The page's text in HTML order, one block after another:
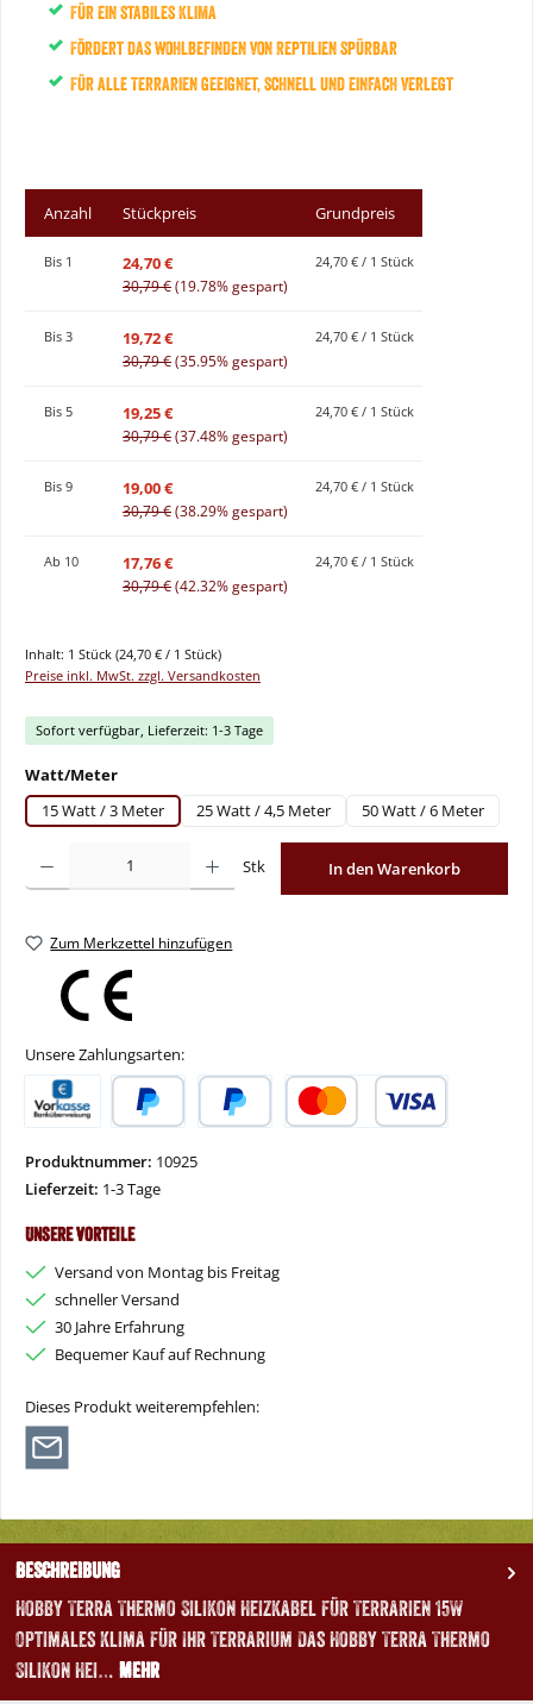
Für ein stabiles Klima
Fördert das wohlbefinden von Reptilien spürbar
Für alle Terrarien geeignet, schnell und einfach verlegt
Anzahl Stückpreis Grundpreis
Bis 1 24,70 €
30,79 €(19.78% gespart)
24,70 € / 1 Stück
Bis 3 19,72 €
30,79 €(35.95% gespart)
24,70 € / 1 Stück
Bis 5 19,25 €
30,79 €(37.48% gespart)
24,70 € / 1 Stück
Bis 9 19,00 €
30,79 €(38.29% gespart)
24,70 € / 1 Stück
Ab 10 17,76 €
30,79 €(42.32% gespart)
24,70 € / 1 Stück
Inhalt: 1 Stück (24,70 € / 1 Stück)
Preise inkl. MwSt. zzgl. Versandkosten
Sofort verfügbar, Lieferzeit: 1-3 Tage
Watt/Meterauswählen
15 Watt / 3 Meter
25 Watt / 4,5 Meter 50 Watt / 6 Meter
Stk In den Warenkorb
Zum Merkzettel hinzufügen
Unsere Zahlungsarten:
Produktnummer: 10925
Lieferzeit: 1-3 Tage
Unsere Vorteile
Versand von Montag bis Freitag
schneller Versand
30 Jahre Erfahrung
Bequemer Kauf auf Rechnung
Dieses Produkt weiterempfehlen:
Beschreibung
Hobby Terra Thermo Silikon Heizkabel für Terrarien 15W
Optimales Klima für Ihr Terrarium Das Hobby Terra Thermo
Silikon Hei… Mehr